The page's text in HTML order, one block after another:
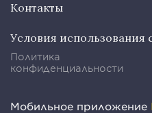
Контакты
Условия использования
Политика
конфиденциальности
Мобильное приложение